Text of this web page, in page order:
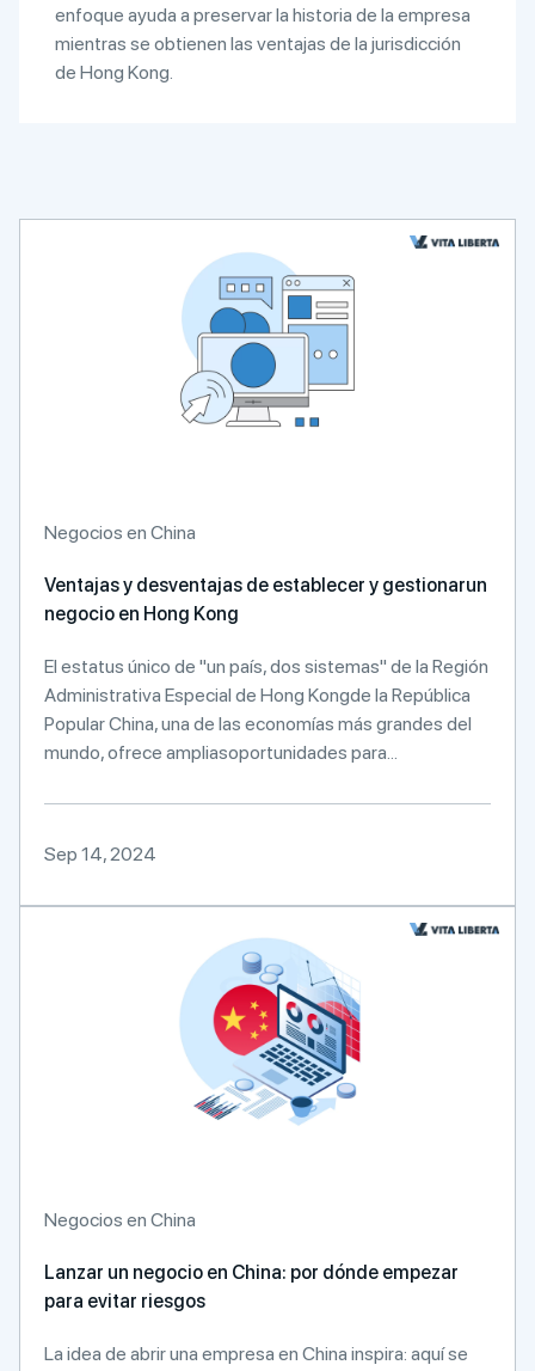
enfoque ayuda a preservar la historia de la empresa
mientras se obtienen las ventajas de la jurisdicción
de Hong Kong.
Negocios en China
Ventajas y desventajas de establecer y gestionarun
negocio en Hong Kong
El estatus único de "un país, dos sistemas" de la Región
Administrativa Especial de Hong Kongde la República
Popular China, una de las economías más grandes del
mundo, ofrece ampliasoportunidades para...
Sep 14, 2024
Negocios en China
Lanzar un negocio en China: por dónde empezar
para evitar riesgos
La idea de abrir una empresa en China inspira: aquí se